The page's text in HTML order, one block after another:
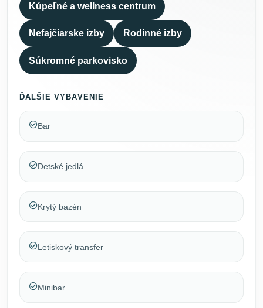
Kúpeľné a wellness centrum
Nefajčiarske izby Rodinné izby
Súkromné parkovisko
ĎALŠIE VYBAVENIE
Bar
Detské jedlá
Krytý bazén
Letiskový transfer
Minibar